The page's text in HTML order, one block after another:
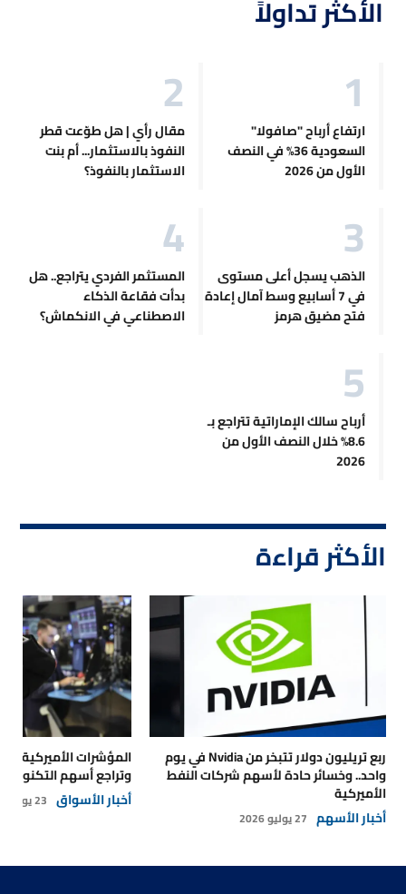
الأكثر تداولاً
ارتفاع أرباح "صافولا"
السعودية 36% في النصف
الأول من 2026
مقال رأي | هل طوّعت قطر
النفوذ بالاستثمار... أم بنت
الاستثمار بالنفوذ؟
الذهب يسجل أعلى مستوى
في 7 أسابيع وسط آمال إعادة
فتح مضيق هرمز
المستثمر الفردي يتراجع.. هل
بدأت فقاعة الذكاء
الاصطناعي في الانكماش؟
أرباح سالك الإماراتية تتراجع بـ
8.6% خلال النصف الأول من
2026
الأكثر قراءة
ربع تريليون دولار تتبخر من Nvidia في يوم
واحد.. وخسائر حادة لأسهم شركات النفط
الأميركية
أخبار الأسهم 27 يوليو 2026
المؤشرات الأميركية
وتراجع أسهم
أخبار الأسواق 23 يوليو 2026